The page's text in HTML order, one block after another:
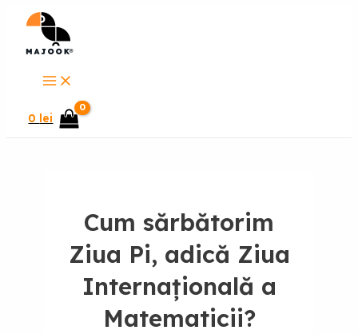
Menu
0 lei
Cum sărbătorim
Ziua Pi, adică Ziua
Internațională a
Matematicii?